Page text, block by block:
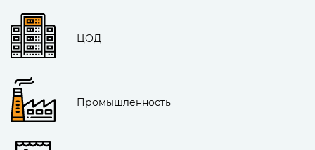
ЦОД
Промышленность